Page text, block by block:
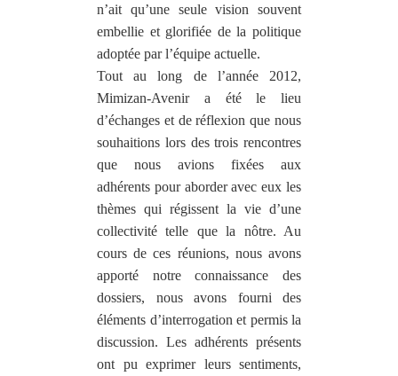
n’ait qu’une seule vision souvent
embellie et glorifiée de la politique
adoptée par l’équipe actuelle.
Tout au long de l’année 2012,
Mimizan-Avenir a été le lieu
d’échanges et de réflexion que nous
souhaitions lors des trois rencontres
que nous avions fixées aux
adhérents pour aborder avec eux les
thèmes qui régissent la vie d’une
collectivité telle que la nôtre. Au
cours de ces réunions, nous avons
apporté notre connaissance des
dossiers, nous avons fourni des
éléments d’interrogation et permis la
discussion. Les adhérents présents
ont pu exprimer leurs sentiments,